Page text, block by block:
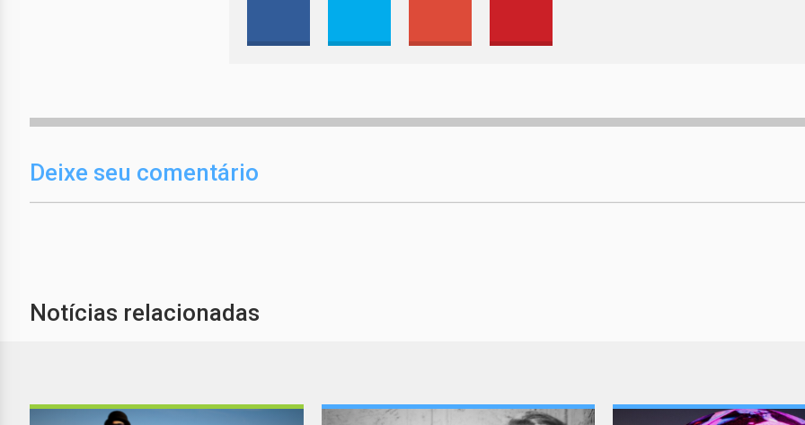
Deixe seu comentário
Notícias relacionadas